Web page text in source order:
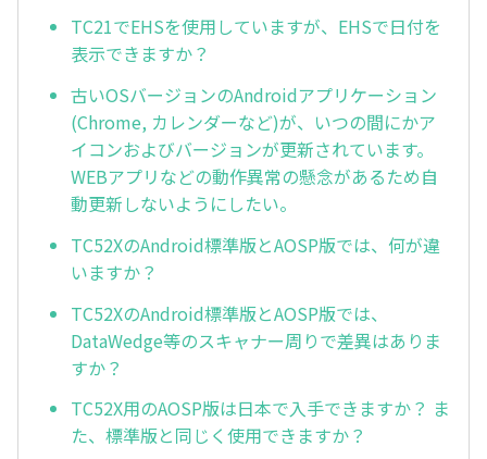
TC21でEHSを使用していますが、EHSで日付を
表示できますか？
古いOSバージョンのAndroidアプリケーション
(Chrome, カレンダーなど)が、いつの間にかア
イコンおよびバージョンが更新されています。
WEBアプリなどの動作異常の懸念があるため自
動更新しないようにしたい。
TC52XのAndroid標準版とAOSP版では、何が違
いますか？
TC52XのAndroid標準版とAOSP版では、
DataWedge等のスキャナー周りで差異はありま
すか？
TC52X用のAOSP版は日本で入手できますか？ ま
た、標準版と同じく使用できますか？